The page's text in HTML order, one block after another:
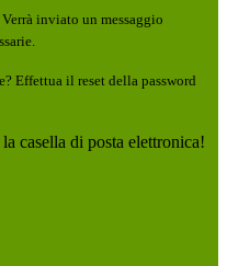
Verrà inviato un messaggio
Effettua il reset della password
casella di posta elettronica!